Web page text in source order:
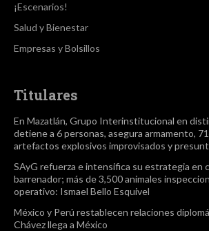
¡Escenarios!
Salud y Bienestar
Empresas y Bolsillos
Titulares
En Mazatlán, Grupo Interinstitucional en
detiene a 6 personas, asegura armamento,
artefactos explosivos improvisados y
SAyG refuerza e intensifica su estrategia en
barrenador; más de 3,500 animales
operativo: Ismael Bello Esquivel
México y Perú restablecen relaciones
Chávez llega a México